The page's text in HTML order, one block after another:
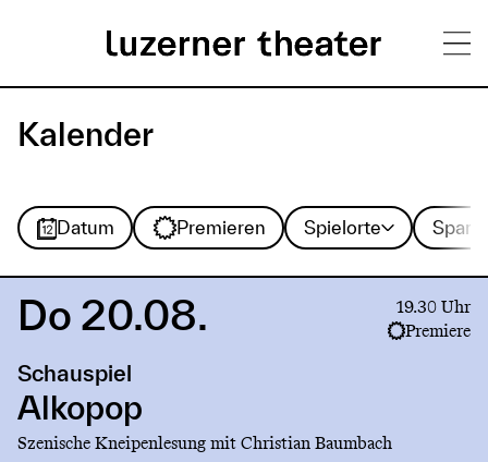
zum
Inhalt
H
u
p
t
m
e
n
ü
Kalender
Datum Premieren Spielorte
Spielorte Sparte
Sparte
Link
Alkopop
Do 20.08.
19.30 Uhr
Premiere
Schauspiel
Alkopop
Szenische Kneipenlesung mit Christian Baumbach